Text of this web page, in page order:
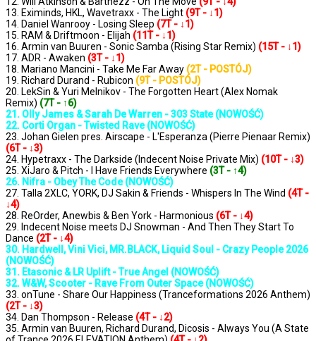
13. Eximinds, HKL, Wavetraxx - The Light (9T - ↓1)
14. Daniel Wanrooy - Losing Sleep (7T - ↓1)
15. RAM & Driftmoon - Elijah (11T - ↓1)
16. Armin van Buuren - Sonic Samba (Rising Star Remix) (15T - ↓1)
17. ADR - Awaken (3T - ↓1)
18. Mariano Mancini - Take Me Far Away (2T - POSTÓJ)
19. Richard Durand - Rubicon (9T - POSTÓJ)
20. LekSin & Yuri Melnikov - The Forgotten Heart (Alex Nomak
Remix) (7T - ↑6)
21. Olly James & Sarah De Warren - 303 State (NOWOŚĆ)
22. Corti Organ - Twisted Rave (NOWOŚĆ)
23. Johan Gielen pres. Airscape - L'Esperanza (Pierre Pienaar Remix)
(6T - ↓3)
24. Hypetraxx - The Darkside (Indecent Noise Private Mix) (10T - ↓3)
25. XiJaro & Pitch - I Have Friends Everywhere (3T - ↑4)
26. Nifra - Obey The Code (NOWOŚĆ)
27. Talla 2XLC, YORK, DJ Sakin & Friends - Whispers In The Wind (4T -
↓4)
28. ReOrder, Anewbis & Ben York - Harmonious (6T - ↓4)
29. Indecent Noise meets DJ Snowman - And Then They Start To
Dance (2T - ↓4)
30. Hardwell, Vini Vici, MR.BLACK, Liquid Soul - Crazy People 2026
(NOWOŚĆ)
31. Etasonic & LR Uplift - True Angel (NOWOŚĆ)
32. W&W, Scooter - Rave From Outer Space (NOWOŚĆ)
33. onTune - Share Our Happiness (Tranceformations 2026 Anthem)
(2T - ↓3)
34. Dan Thompson - Release (4T - ↓2)
35. Armin van Buuren, Richard Durand, Dicosis - Always You (A State